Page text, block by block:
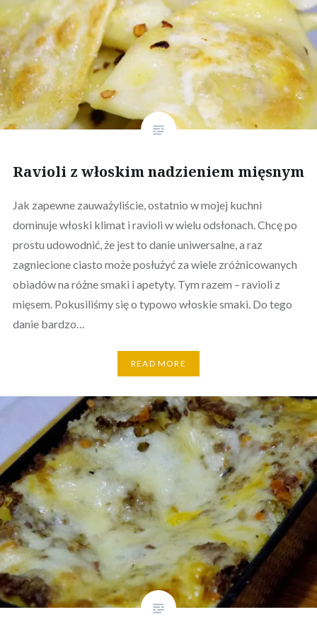
Ravioli z włoskim nadzieniem mięsnym
Jak zapewne zauważyliście, ostatnio w mojej kuchni
dominuje włoski klimat i ravioli w wielu odsłonach. Chcę po
prostu udowodnić, że jest to danie uniwersalne, a raz
zagniecione ciasto może posłużyć za wiele zróżnicowanych
obiadów na różne smaki i apetyty. Tym razem – ravioli z
mięsem. Pokusiliśmy się o typowo włoskie smaki. Do tego
danie bardzo…
READ MORE